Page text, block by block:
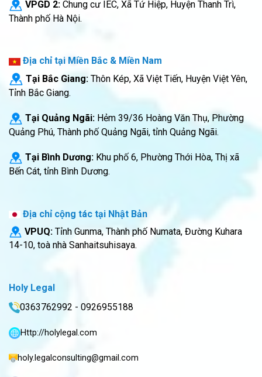
VPGD 2: Chung cư IEC, Xã Tứ Hiệp, Huyện Thanh Trì,
Thành phố Hà Nội.
Địa chỉ tại Miền Bắc & Miền Nam
Tại Bắc Giang: Thôn Kép, Xã Việt Tiến, Huyện Việt Yên,
Tỉnh Bắc Giang.
Tại Quảng Ngãi: Hẻm 39/36 Hoàng Văn Thụ, Phường
Quảng Phú, Thành phố Quảng Ngãi, tỉnh Quảng Ngãi.
Tại Bình Dương: Khu phố 6, Phường Thới Hòa, Thị xã
Bến Cát, tỉnh Bình Dương.
Địa chỉ cộng tác tại Nhật Bản
VPUQ: Tỉnh Gunma, Thành phố Numata, Đường Kuhara
14-10, toà nhà Sanhaitsuhisaya.
Holy Legal
0363762992 - 0926955188
Http://holylegal.com
holy.legalconsulting@gmail.com